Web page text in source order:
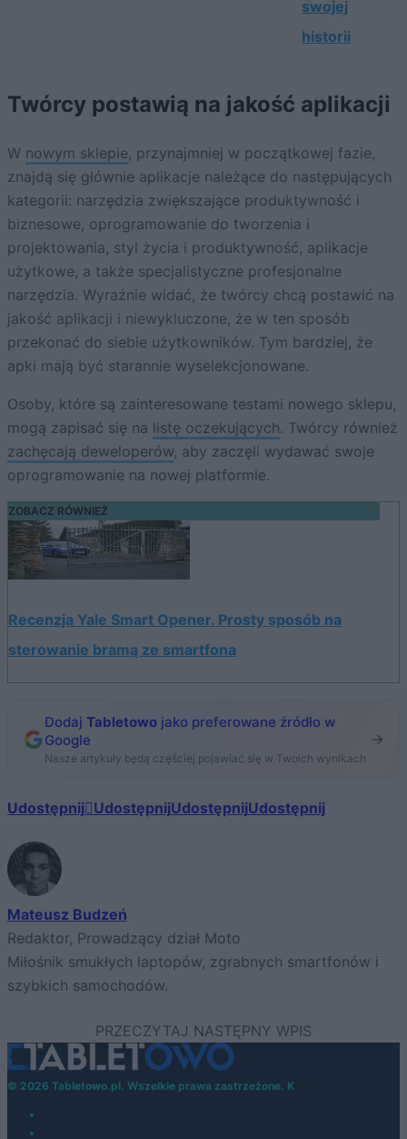
swojej
historii
Twórcy postawią na jakość aplikacji
W nowym sklepie, przynajmniej w początkowej fazie,
znajdą się głównie aplikacje należące do następujących
kategorii: narzędzia zwiększające produktywność i
biznesowe, oprogramowanie do tworzenia i
projektowania, styl życia i produktywność, aplikacje
użytkowe, a także specjalistyczne profesjonalne
narzędzia. Wyraźnie widać, że twórcy chcą postawić na
jakość aplikacji i niewykluczone, że w ten sposób
przekonać do siebie użytkowników. Tym bardziej, że
apki mają być starannie wyselekcjonowane.
Osoby, które są zainteresowane testami nowego sklepu,
mogą zapisać się na listę oczekujących. Twórcy również
zachęcają deweloperów, aby zaczęli wydawać swoje
oprogramowanie na nowej platformie.
ZOBACZ RÓWNIEŻ
Recenzja Yale Smart Opener. Prosty sposób na
sterowanie bramą ze smartfona
Dodaj Tabletowo jako preferowane źródło w
Google
Nasze artykuły będą częściej pojawiać się w Twoich wynikach
Udostępnij UdostępnijUdostępnijUdostępnij
Mateusz Budzeń
Redaktor, Prowadzący dział Moto
Miłośnik smukłych laptopów, zgrabnych smartfonów i
szybkich samochodów.
© 2026 Tabletowo.pl. Wszelkie prawa zastrzeżone. K